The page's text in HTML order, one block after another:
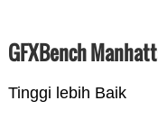
GFXBench
Tinggi lebih Baik